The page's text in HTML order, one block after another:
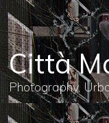
メ
イ
ン
コ
ン
テ
ン
へ
移
サ
ブ
コ
ン
テ
ン
ツ
移
動
Città
Photography,